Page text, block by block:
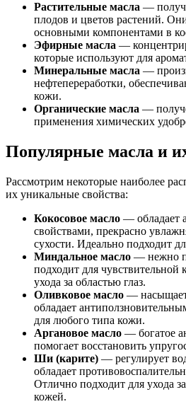
Растительные масла —
плодов и цветов растений.
основными компонентами в
Эфирные масла —
которые используют для
Минеральные масла —
нефтепереработки,
кожи.
Органические масла —
применения химических
Популярные масла и
Рассмотрим некоторые наиболее
их уникальные свойства:
Кокосовое масло — обладает
свойствами, прекрасно
сухости. Идеально подходит
Миндальное масло — нежно
подходит для чувствительной
ухода за областью глаз.
Оливковое масло —
обладает
для любого типа кожи.
Аргановое масло — богатое
помогает восстановить
Ши (карите) — регулирует
обладает
Отлично подходит для ухода
кожей.